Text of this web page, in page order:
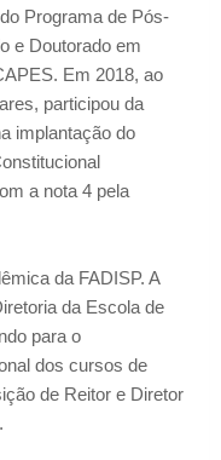
Programa de Pós-
e Doutorado em
Em 2018, ao
participou da
implantação do
a nota 4 pela
da FADISP. A
da Escola de
para o
dos cursos de
de Reitor e Diretor